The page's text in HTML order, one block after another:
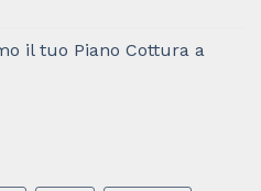
il tuo Piano Cottura a